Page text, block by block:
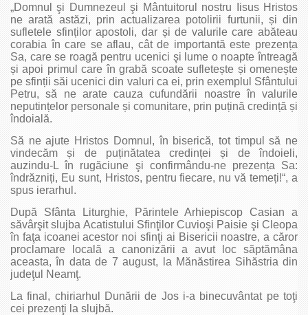
„Domnul şi Dumnezeul şi Mântuitorul nostru Iisus Hristos
ne arată astăzi, prin actualizarea potolirii furtunii, și din
sufletele sfinților apostoli, dar și de valurile care abăteau
corabia în care se aflau, cât de importantă este prezența
Sa, care se roagă pentru ucenici şi lume o noapte întreagă
și apoi primul care în grabă scoate sufletește și omenește
pe sfinții săi ucenici din valuri ca ei, prin exemplul Sfântului
Petru, să ne arate cauza cufundării noastre în valurile
neputințelor personale și comunitare, prin puțină credință și
îndoială.
Să ne ajute Hristos Domnul, în biserică, tot timpul să ne
vindecăm și de puținătatea credinței și de îndoieli,
auzindu-L în rugăciune şi confirmându-ne prezența Sa:
îndrăzniți, Eu sunt, Hristos, pentru fiecare, nu vă temeți!“, a
spus ierarhul.
După Sfânta Liturghie, Părintele Arhiepiscop Casian a
săvârşit slujba Acatistului Sfinţilor Cuvioşi Paisie şi Cleopa
în faţa icoanei acestor noi sfinţi ai Bisericii noastre, a căror
proclamare locală a canonizării a avut loc săptămâna
aceasta, în data de 7 august, la Mănăstirea Sihăstria din
judeţul Neamţ.
La final, chiriarhul Dunării de Jos i-a binecuvântat pe toţi
cei prezenţi la slujbă.